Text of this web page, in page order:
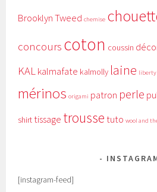
Brooklyn Tweed chemise
concours coton coussin
KALkalmafate kalmolly laine liberty
mérinos origami patron perle
shirt tissage trousse tuto wool and
[instagram-feed]